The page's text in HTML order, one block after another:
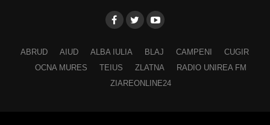
ABRUD AIUD ALBA IULIA BLAJ CAMPENI
CUGIR
OCNA MURES
TEIUS ZLATNA
RADIO UNIREA FM
ZIAREONLINE24